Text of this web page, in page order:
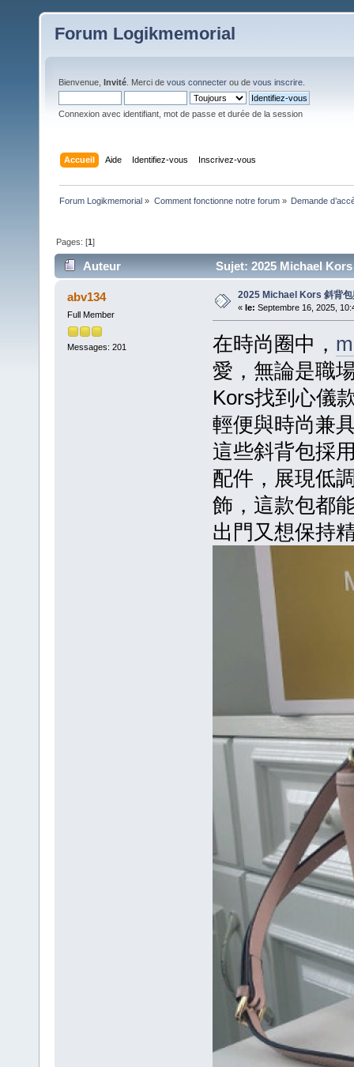
Forum Logikmemorial
Bienvenue, Invité . Merci de vous connecter ou de vous inscrire
Connexion avec identifiant, mot de passe et durée de la session
Accueil Aide Identifiez-vous Inscrivez-vous
Forum Logikmemorial » Comment fonctionne notre forum» Demande
Pages: [1]
Auteur Sujet: 2025 Michael
abv134
Full Member
Messages: 201
2025 Michael Kors 斜背包
« le: Septembre 16, 2025,
在時尚圈中，
愛，無論是職
Kors找到心儀
輕便與時尚兼
這些斜背包採
配件，展現低
飾，這款包都
出門又想保持